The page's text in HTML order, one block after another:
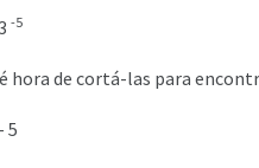
-5
hora de cortá-las para
5